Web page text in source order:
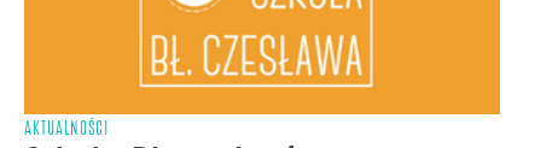
AKTUALNOŚCI